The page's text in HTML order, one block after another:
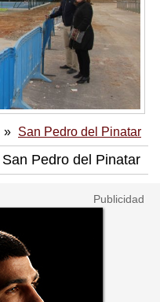
San Pedro del Pinatar
San Pedro del Pinatar